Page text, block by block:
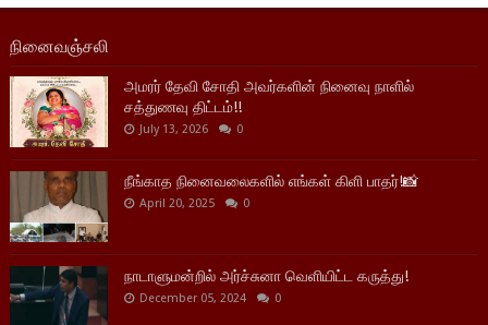
நினைவஞ்சலி
அமரர் தேவி சோதி அவர்களின் நினைவு நாளில்
சத்துணவு திட்டம்!!
July 13, 2026 0
நீங்காத நினைவலைகளில் எங்கள் கிளி பாதர்!📸
April 20, 2025 0
நாடாளுமன்றில் அர்ச்சுனா வெளியிட்ட கருத்து!
December 05, 2024 0